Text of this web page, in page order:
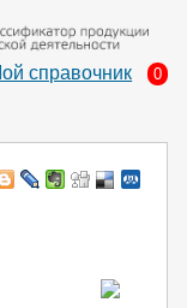
справочник 0